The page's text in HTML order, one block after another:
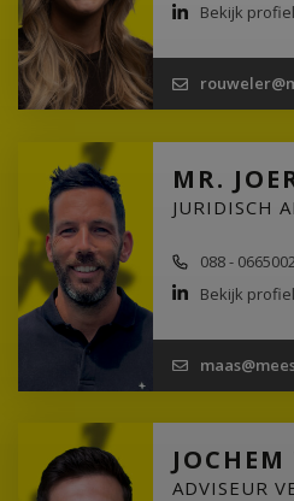
Bekijk profiel
MR.
JURIDISCH
088 - 0665002
Bekijk profiel
ADVISEUR